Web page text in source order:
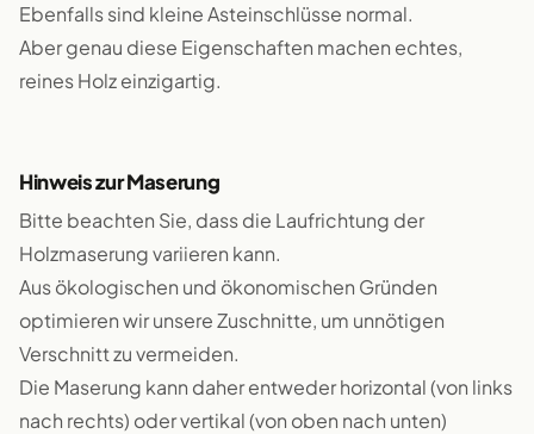
Ebenfalls sind kleine Asteinschlüsse normal.
Aber genau diese Eigenschaften machen echtes,
reines Holz einzigartig.
Hinweis zur Maserung
Bitte beachten Sie, dass die Laufrichtung der
Holzmaserung variieren kann.
Aus ökologischen und ökonomischen Gründen
optimieren wir unsere Zuschnitte, um unnötigen
Verschnitt zu vermeiden.
Die Maserung kann daher entweder horizontal (von links
nach rechts) oder vertikal (von oben nach unten)